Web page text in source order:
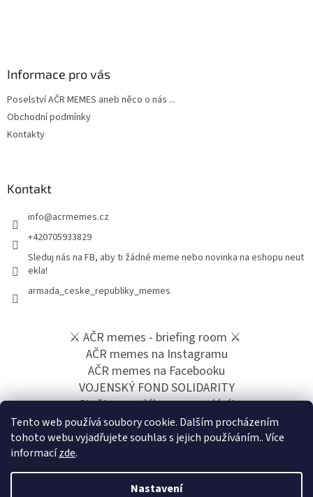
Tento web používá soubory cookie. Dalším procházením
tohoto webu vyjadřujete souhlas s jejich používáním.. Více
informacízde.
Nastavení
Informace pro vás
Poselství AČR MEMES aneb něco o nás ...
Obchodní podmínky
Kontakty
Kontakt
info@acrmemes.cz
+420705933829
Sleduj nás na FB, aby ti žádné meme nebo novinka na eshopu neut
ekla!
armada_ceske_republiky_memes
⚔️ AČR memes - briefing room ⚔️
AČR memes na Instagramu
AČR memes na Facebooku
VOJENSKÝ FOND SOLIDARITY
Staňte se vojákem z povolání!
Podpoř naší tvorbu přes "Buy me a coffee"
Vytvořil Shoptet